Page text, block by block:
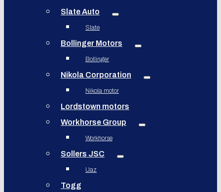
Slate Auto
Slate
Bollinger Motors
Bollinger
Nikola Corporation
Nikola motor
Lordstown motors
Workhorse Group
Workhorse
Sollers JSC
Uaz
Togg